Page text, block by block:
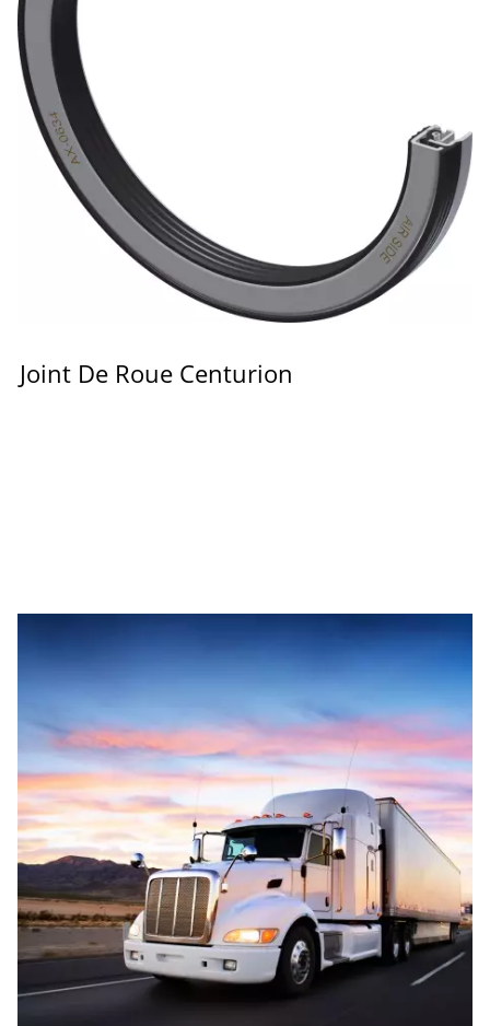
Joint De Roue Centurion